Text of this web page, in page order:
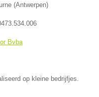
(Antwerpen)
Bvba
op kleine bedrijfjes.